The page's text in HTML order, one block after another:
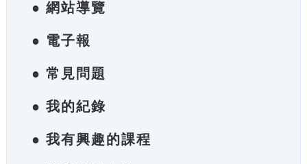
● 網站導覽
● 電子報
● 常見問題
● 我的紀錄
● 我有興趣的課程